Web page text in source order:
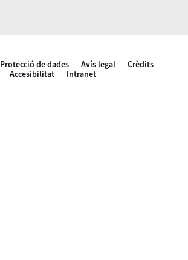
Protecció de dades Avís legal
Crèdits
Accesibilitat
Intranet